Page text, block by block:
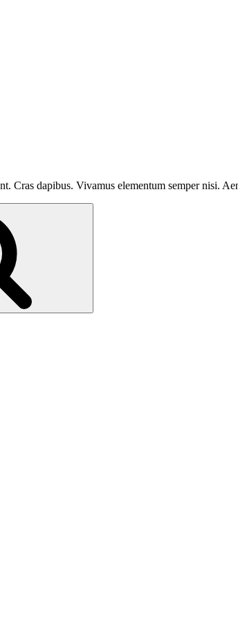
Cras dapibus. Vivamus elementum semper nisi.